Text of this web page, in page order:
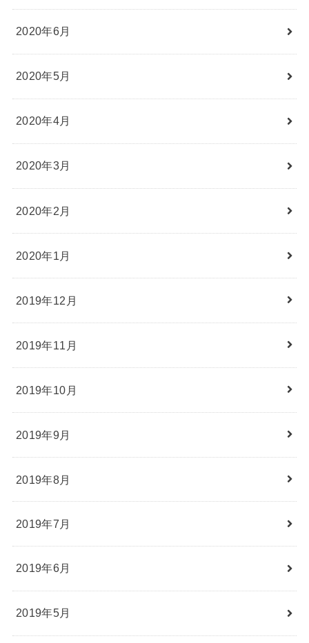
2020年6月
2020年5月
2020年4月
2020年3月
2020年2月
2020年1月
2019年12月
2019年11月
2019年10月
2019年9月
2019年8月
2019年7月
2019年6月
2019年5月